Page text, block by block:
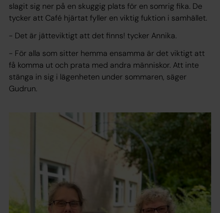
slagit sig ner på en skuggig plats för en somrig fika. De
tycker att Café hjärtat fyller en viktig fuktion i samhället.
- Det är jätteviktigt att det finns! tycker Annika.
- För alla som sitter hemma ensamma är det viktigt att
få komma ut och prata med andra människor. Att inte
stänga in sig i lägenheten under sommaren, säger
Gudrun.